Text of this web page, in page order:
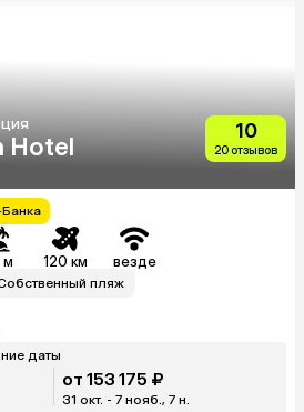
Hotel
10
20 отзывов
м 120 км везде
пляж
даты
от 153 175 ₽
31 окт. - 7 нояб., 7 н.